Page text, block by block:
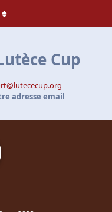
Cup
adresse email